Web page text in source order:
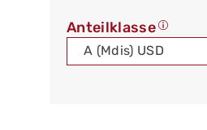
Anteilklasse
A (Mdis) USD